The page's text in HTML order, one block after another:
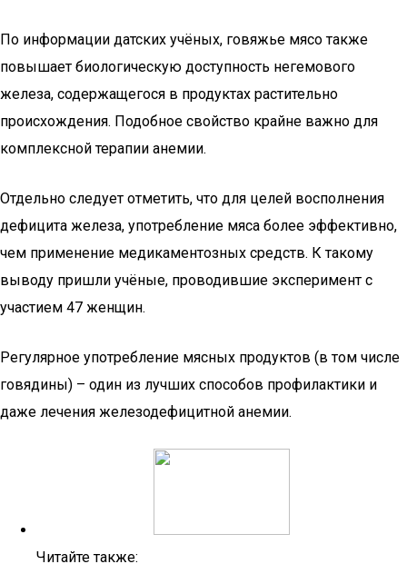
По информации датских учёных, говяжье мясо также
повышает биологическую доступность негемового
железа, содержащегося в продуктах растительно
происхождения. Подобное свойство крайне важно для
комплексной терапии анемии.
Отдельно следует отметить, что для целей восполнения
дефицита железа, употребление мяса более эффективно,
чем применение медикаментозных средств. К такому
выводу пришли учёные, проводившие эксперимент с
участием 47 женщин.
Регулярное употребление мясных продуктов (в том числе
говядины) – один из лучших способов профилактики и
даже лечения железодефицитной анемии.
Читайте также: